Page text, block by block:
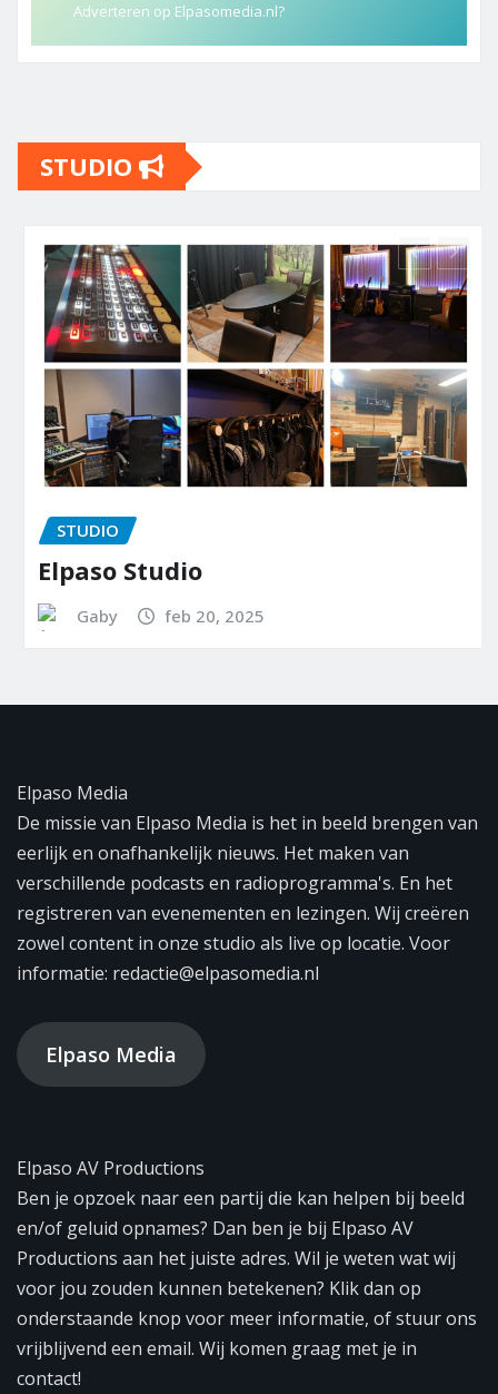
Adverteren op Elpasomedia.nl?
STUDIO
STUDIO
Elpaso Studio
Gaby feb 20, 2025
Elpaso Media
De missie van Elpaso Media is het in beeld brengen van
eerlijk en onafhankelijk nieuws. Het maken van
verschillende podcasts en radioprogramma's. En het
registreren van evenementen en lezingen. Wij creëren
zowel content in onze studio als live op locatie. Voor
informatie: redactie@elpasomedia.nl
Elpaso Media
Elpaso AV Productions
Ben je opzoek naar een partij die kan helpen bij beeld
en/of geluid opnames? Dan ben je bij Elpaso AV
Productions aan het juiste adres. Wil je weten wat wij
voor jou zouden kunnen betekenen? Klik dan op
onderstaande knop voor meer informatie, of stuur ons
vrijblijvend een email. Wij komen graag met je in
contact!